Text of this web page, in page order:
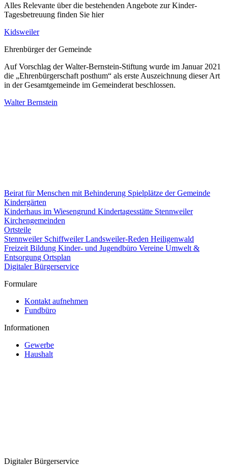
Alles Relevante über die bestehenden Angebote zur Kinder-
Tagesbetreuung finden Sie hier
Kidsweiler
Ehrenbürger der Gemeinde
Auf Vorschlag der Walter-Bernstein-Stiftung wurde im Januar 2021
die „Ehrenbürgerschaft posthum“ als erste Auszeichnung dieser Art
in der Gesamtgemeinde im Gemeinderat beschlossen.
Walter Bernstein
Beirat für Menschen mit Behinderung Spielplätze der Gemeinde
Kindergärten
Kinderhaus im Wiesengrund Kindertagesstätte Stennweiler
Kirchengemeinden
Ortsteile
Stennweiler SchiffweilerLandsweiler-Reden Heiligenwald
Freizeit Bildung Kinder- und Jugendbüro Vereine Umwelt &
Entsorgung Ortsplan
Digitaler Bürgerservice
Formulare
Kontakt aufnehmen
Fundbüro
Informationen
Gewerbe
Haushalt
Digitaler Bürgerservice